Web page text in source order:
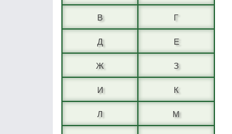
В
Г
Д
Е
Ж
З
И
К
Л
М